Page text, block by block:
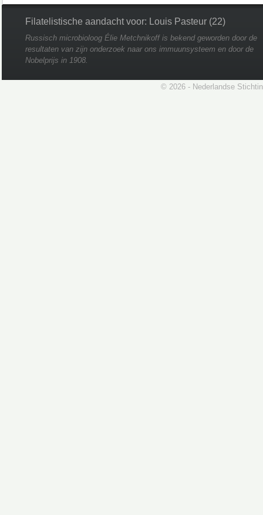
Filatelistische aandacht voor: Louis Pasteur (22)
Russisch microbioloog Élie Metchnikoff is bekend geworden door de
resultaten van zijn onderzoek naar ons immuunsysteem en door de
Nobelprijs in 1908.
© 2026 - Nederlandse